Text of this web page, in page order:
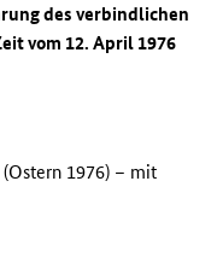
des verbindlichen
vom 12. April 1976
1976) – mit